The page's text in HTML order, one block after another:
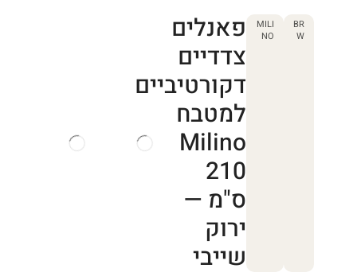
BR
W
MILI
NO
פאנלים
צדדיים
דקורטיביים
למטבח
Milino
210
ס"מ —
ירוק
שייבי